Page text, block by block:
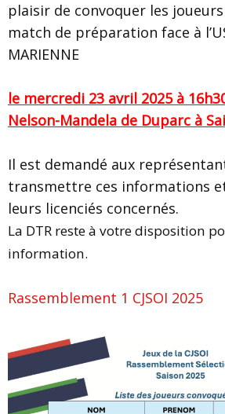
plaisir de convoquer les
match de préparation face à
MARIENNE
le mercredi 23 avril 2025 à
Nelson-Mandela de Duparc à
Il est demandé aux
transmettre ces informations
leurs licenciés concernés.
La DTR reste à votre disposition
information.
Rassemblement 1 CJSOI 2025